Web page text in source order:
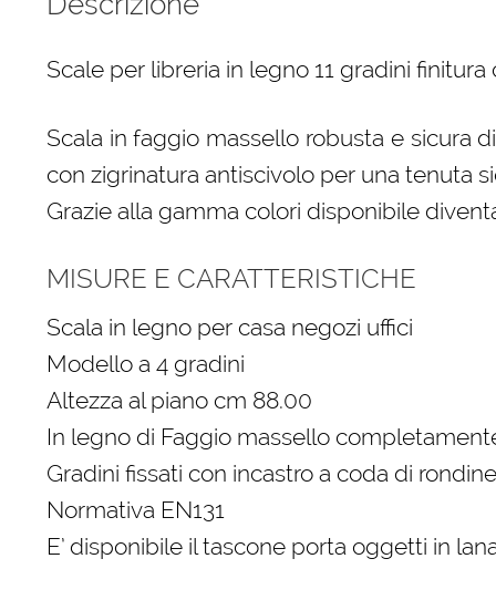
Scale per libreria in legno 11 gradini finitura
Scala in faggio massello robusta e sicura
con zigrinatura antiscivolo per una tenuta
Grazie alla gamma colori disponibile
MISURE E CARATTERISTICHE
Scala in legno per casa negozi uffici
Modello a 4 gradini
Altezza al piano cm 88.00
In legno di Faggio massello
Gradini fissati con incastro a coda di
Normativa EN131
E’ disponibile il tascone porta oggetti in